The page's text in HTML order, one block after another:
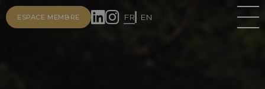
FR EN
ESPACE MEMBRE